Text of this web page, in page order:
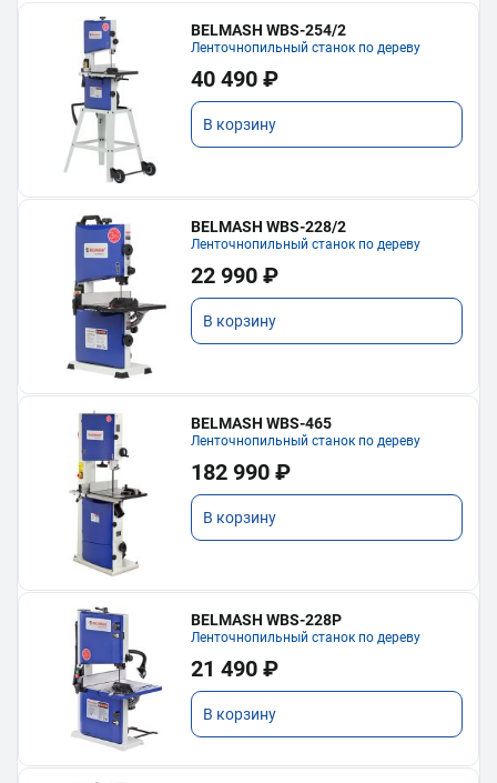
BELMASH WBS-254/2
Ленточнопильный станок по дереву
40 490 ₽
В корзину
BELMASH WBS-228/2
Ленточнопильный станок по дереву
22 990 ₽
В корзину
BELMASH WBS-465
Ленточнопильный станок по дереву
182 990 ₽
В корзину
BELMASH WBS-228P
Ленточнопильный станок по дереву
21 490 ₽
В корзину